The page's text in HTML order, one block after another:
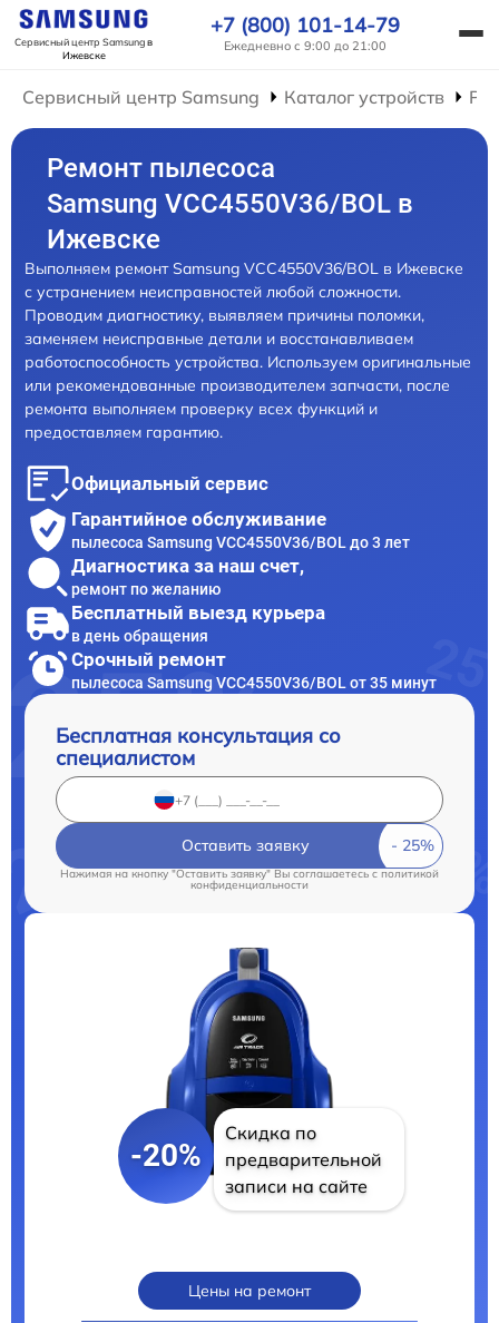
Сервисный центр Samsungв
Ижевске
+7 (800) 101-14-79
Ежедневно с 9:00 до 21:00
Сервисный центр Samsung Каталог устройств
Ремонт пылесоса
Samsung VCC4550V36/BOL в
Ижевске
Выполняем ремонт Samsung VCC4550V36/BOL в Ижевске
с устранением неисправностей любой сложности.
Проводим диагностику, выявляем причины поломки,
заменяем неисправные детали и восстанавливаем
работоспособность устройства. Используем оригинальные
или рекомендованные производителем запчасти, после
ремонта выполняем проверку всех функций и
предоставляем гарантию.
Официальный сервис
Гарантийное обслуживание
пылесоса Samsung VCC4550V36/BOL до 3 лет
Диагностика за наш счет,
ремонт по желанию
Бесплатный выезд курьера
в день обращения
Срочный ремонт
пылесоса Samsung VCC4550V36/BOL от 35 минут
Бесплатная консультация со
специалистом
Оставить заявку
Нажимая на кнопку "Оставить заявку" Вы соглашаетесь c политикой
конфиденциальности
-20%
Скидка по
предварительной
записи на сайте
Цены на ремонт